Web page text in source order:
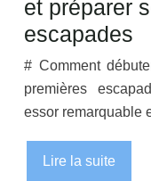
et préparer
escapades
# Comment
premières
essor remarquable
Lire la suite